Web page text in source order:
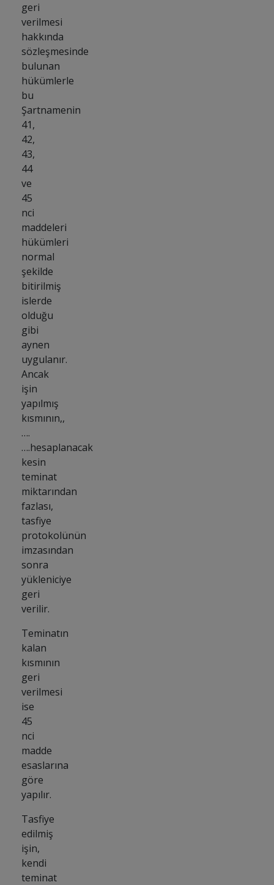
geri
verilmesi
hakkında
sözleşmesinde
bulunan
hükümlerle
bu
Şartnamenin
41,
42,
43,
44
ve
45
nci
maddeleri
hükümleri
normal
şekilde
bitirilmiş
islerde
olduğu
gibi
aynen
uygulanır.
Ancak
işin
yapılmış
kısmının,,
….
….hesaplanacak
kesin
teminat
miktarından
fazlası,
tasfiye
protokolünün
imzasından
sonra
yükleniciye
geri
verilir.
Teminatın
kalan
kısmının
geri
verilmesi
ise
45
nci
madde
esaslarına
göre
yapılır.
Tasfiye
edilmiş
işin,
kendi
teminat